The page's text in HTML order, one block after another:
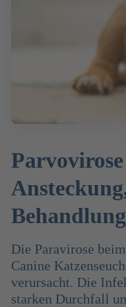
Behandlung
Die Paravirose
Canine
verursacht. Die
starken Durchfall